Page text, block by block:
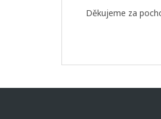
Děkujeme za